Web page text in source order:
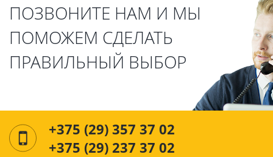
ПОЗВОНИТЕ НАМ И МЫ
ПОМОЖЕМ СДЕЛАТЬ
ПРАВИЛЬНЫЙ ВЫБОР
+375 (29) 357 37 02
+375 (29) 237 37 02